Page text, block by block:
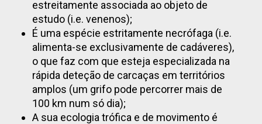
estreitamente associada ao objeto de
estudo (i.e. venenos);
É uma espécie estritamente necrófaga (i.e.
alimenta-se exclusivamente de cadáveres),
o que faz com que esteja especializada na
rápida deteção de carcaças em territórios
amplos (um grifo pode percorrer mais de
100 km num só dia);
A sua ecologia trófica e de movimento é